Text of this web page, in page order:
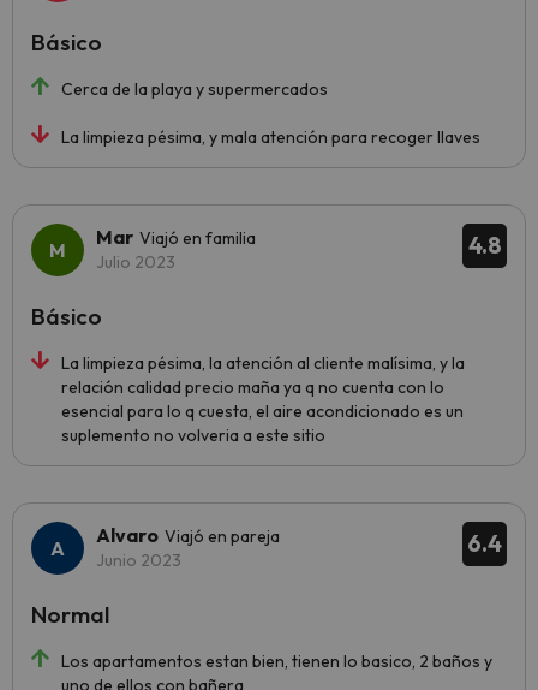
Cerca de la playa y supermercados
La limpieza pésima, y mala atención para recoger llaves
Básico
4.8
Mar Viajó en familia
Julio 2023
La limpieza pésima, la atención al cliente malísima, y la
relación calidad precio maña ya q no cuenta con lo
esencial para lo q cuesta, el aire acondicionado es un
suplemento no volveria a este sitio
Básico
6.4
Alvaro Viajó en pareja
Junio 2023
Los apartamentos estan bien, tienen lo basico, 2 baños y
uno de ellos con bañera
Normal